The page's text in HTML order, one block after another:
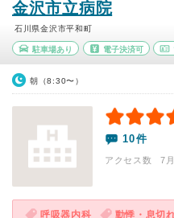
金沢市立病院
石川県金沢市平和町
駐車場あり 電子決済可
朝（8:30〜）
10件
アクセス数 7
呼吸器内科 動悸・息切